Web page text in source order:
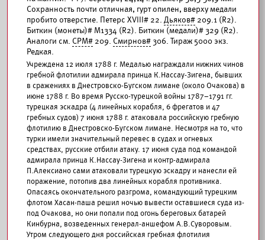
Сохранность почти отличная, гурт опилен, вверху медали
пробито отверстие. Петерс XVIII# 22. Дьяков# 209.1 (R2).
Биткин (монеты)# М1334 (R2). Биткин (медали)# 329 (R2).
Аналоги см. СРМ# 209. Смирнов#306. Тираж 5000 экз.
Редкая.
Учреждена 12 июля 1788 г. Медалью награждали нижних чинов
гребной флотилии адмирала принца К.Нассау-Зигена, бывших
в сражениях в Днестровско-Бугском лимане (около Очакова) в
июне 1788 г. Во время Русско-турецкой войны 1787–1791 гг.
турецкая эскадра (4 линейных корабля, 6 фрегатов и 47
гребных судов) 7 июня 1788 г. атаковала российскую гребную
флотилию в Днестровско-Бугском лимане. Несмотря на то, что
турки имели значительный перевес в судах и огневых
средствах, русские отбили атаку. 17 июня суда под командой
адмирала принца К.Нассау-Зигена и контр-адмирала
П.Алексиано сами атаковали турецкую эскадру и нанесли ей
поражение, потопив два линейных корабля противника.
Опасаясь окончательного разгрома, командующий турецким
флотом Хасан-паша решил ночью вывести оставшиеся суда из-
под Очакова, но они попали под огонь береговых батарей
Кинбурна, возведенных генерал-аншефом А.В.Суворовым.
Утром следующего дня российская гребная флотилия